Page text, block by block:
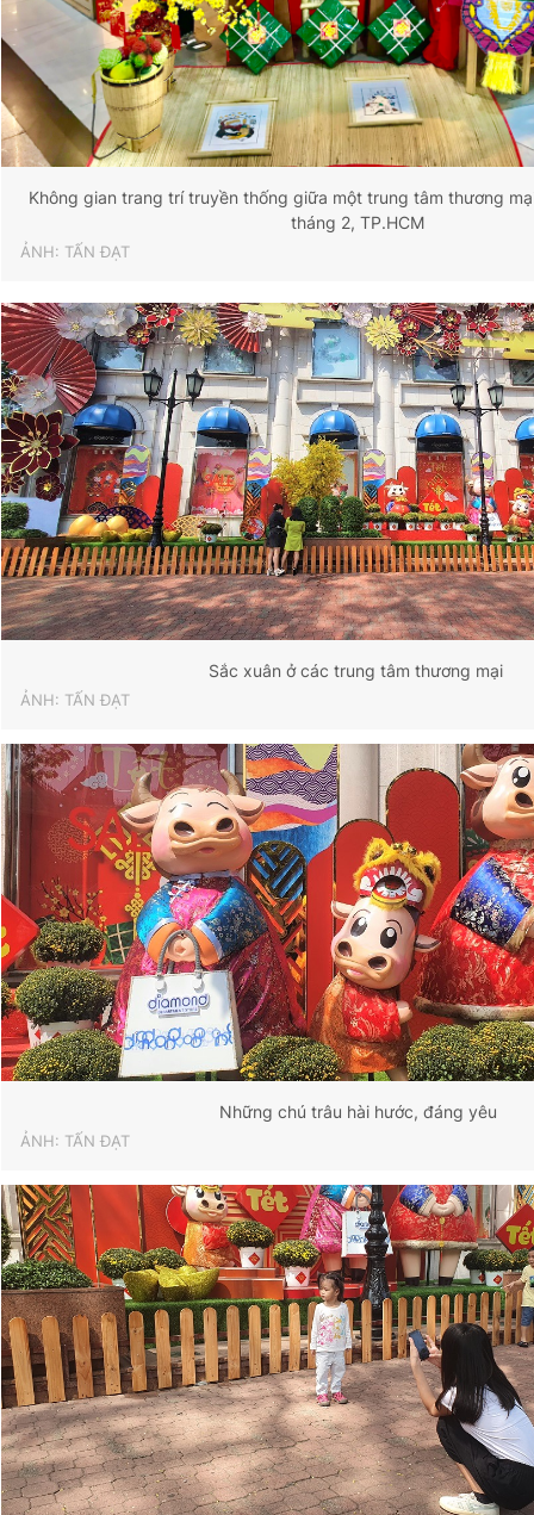
Không gian trang trí truyền thống giữa một trung tâm thương
tháng 2, TP.HCM
ẢNH: TẤN ĐẠT
Sắc xuân ở các trung tâm thương mại
ẢNH: TẤN ĐẠT
Những chú trâu hài hước, đáng yêu
ẢNH: TẤN ĐẠT